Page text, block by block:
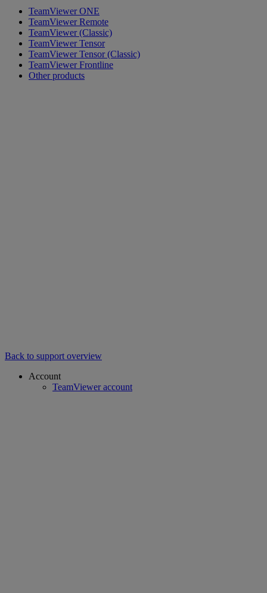
TeamViewer ONE
TeamViewer Remote
TeamViewer (Classic)
TeamViewer Tensor
TeamViewer Tensor (Classic)
TeamViewer Frontline
Other products
Back to support overview
Account
TeamViewer account